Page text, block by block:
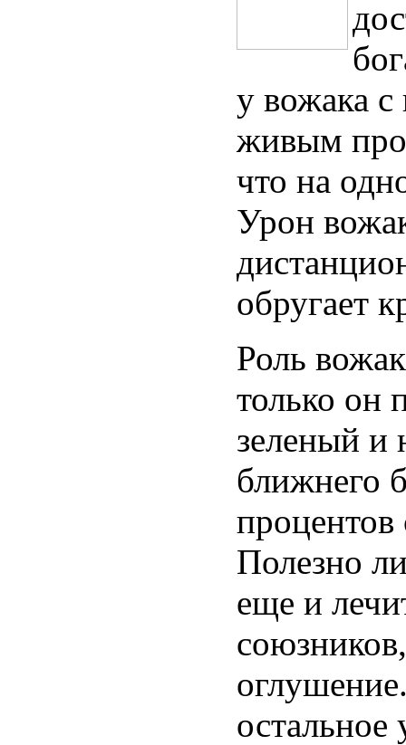
у вожака
живым
что на
Урон
обругает
Роль
только он
зеленый и
ближнего
Полезно
еще и
остальное